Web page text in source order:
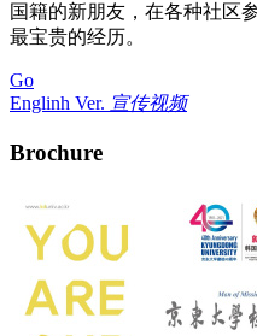
国籍的新朋友，在各种社区
最宝贵的经历。
Go
Englinh Ver. 宣传视频
Brochure